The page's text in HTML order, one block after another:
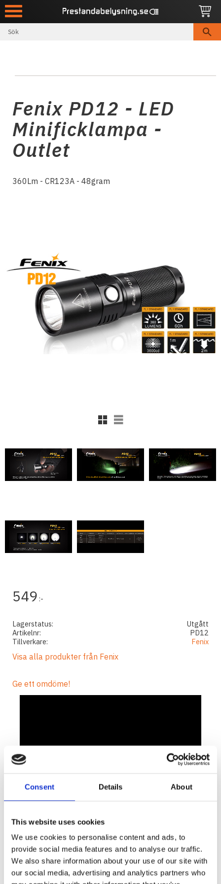
Consent Details About
This website uses cookies
We use cookies to personalise content and ads, to
provide social media features and to analyse our traffic.
We also share information about your use of our site with
our social media, advertising and analytics partners who
Meny
Fenix PD12 - LED
Minificklampa -
Outlet
360Lm - CR123A - 48gram
Rutnätsvy
Listvy
549 :-
Lagerstatus
Utgått
Artikelnr
PD12
Tillverkare
Fenix
Visa alla produkter från Fenix
Ge ett omdöme!
max effekt i så pass litet format att du lätt kan ha
med dig den varje dag i fickan, väskan m.m. Tre
ljusnivåer och ett burst-läge som styrs på sido-
brytaren. PD12 är pålitlig, tålig, ANSI - rankad och
endast ett enda CR123A batteri behövs för att
Fenix PD12 ska ge kraft där det behövs.